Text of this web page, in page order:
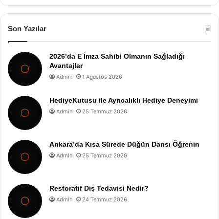
Son Yazılar
2026’da E İmza Sahibi Olmanın Sağladığı
Avantajlar
Admin 1 Ağustos 2026
HediyeKutusu ile Ayrıcalıklı Hediye Deneyimi
Admin 25 Temmuz 2026
Ankara’da Kısa Sürede Düğün Dansı Öğrenin
Admin 25 Temmuz 2026
Restoratif Diş Tedavisi Nedir?
Admin 24 Temmuz 2026